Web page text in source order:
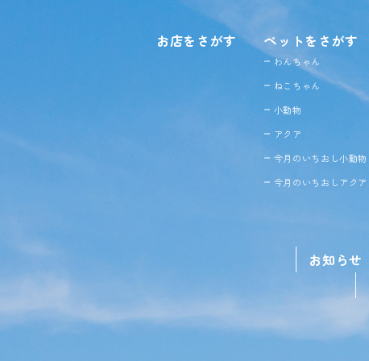
お店をさがす ペットをさがす
わんちゃん
ねこちゃん
小動物
アクア
今月のいちおし小動物
今月のいちおしアクア
お知らせ